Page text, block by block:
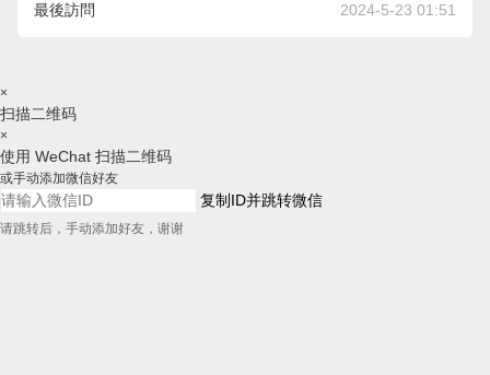
最後訪問 2024-5-23 01:51
×
扫描二维码
×
使用 WeChat 扫描二维码
或手动添加微信好友
复制ID并跳转微信
请跳转后，手动添加好友，谢谢